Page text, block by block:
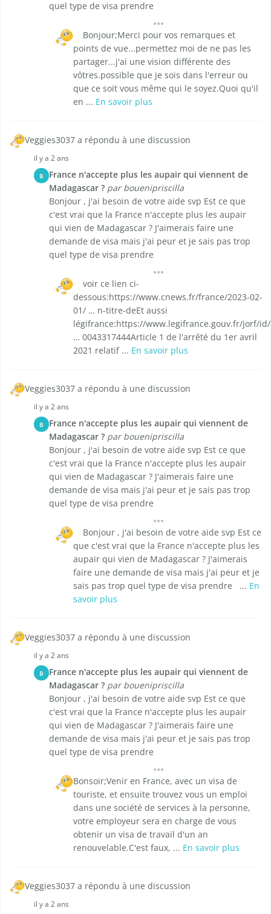
quel type de visa prendre
Bonjour;Merci pour vos remarques et
points de vue...permettez moi de ne pas les
partager...j'ai une vision différente des
vôtres.possible que je sois dans l'erreur ou
que ce soit vous même qui le soyez.Quoi qu'il
en ... En savoir plus
Veggies3037 a répondu à une discussion
il y a 2 ans
B
France n'accepte plus les aupair qui viennent de
Madagascar ? par bouenipriscilla
Bonjour , j'ai besoin de votre aide svp Est ce que
c'est vrai que la France n'accepte plus les aupair
qui vien de Madagascar ? J'aimerais faire une
demande de visa mais j'ai peur et je sais pas trop
quel type de visa prendre
voir ce lien ci-
dessous:https://www.cnews.fr/france/2023-02-
01/ … n-titre-deEt aussi
légifrance:https://www.legifrance.gouv.fr/jorf/id/
… 0043317444Article 1 de l'arrêté du 1er avril
2021 relatif ... En savoir plus
Veggies3037 a répondu à une discussion
il y a 2 ans
B
France n'accepte plus les aupair qui viennent de
Madagascar ? par bouenipriscilla
Bonjour , j'ai besoin de votre aide svp Est ce que
c'est vrai que la France n'accepte plus les aupair
qui vien de Madagascar ? J'aimerais faire une
demande de visa mais j'ai peur et je sais pas trop
quel type de visa prendre
Bonjour , j'ai besoin de votre aide svp Est ce
que c'est vrai que la France n'accepte plus les
aupair qui vien de Madagascar ? J'aimerais
faire une demande de visa mais j'ai peur et je
sais pas trop quel type de visa prendre ... En
savoir plus
Veggies3037 a répondu à une discussion
il y a 2 ans
B
France n'accepte plus les aupair qui viennent de
Madagascar ? par bouenipriscilla
Bonjour , j'ai besoin de votre aide svp Est ce que
c'est vrai que la France n'accepte plus les aupair
qui vien de Madagascar ? J'aimerais faire une
demande de visa mais j'ai peur et je sais pas trop
quel type de visa prendre
Bonsoir;Venir en France, avec un visa de
touriste, et ensuite trouvez vous un emploi
dans une société de services à la personne,
votre employeur sera en charge de vous
obtenir un visa de travail d'un an
renouvelable.C'est faux, ... En savoir plus
Veggies3037 a répondu à une discussion
il y a 2 ans